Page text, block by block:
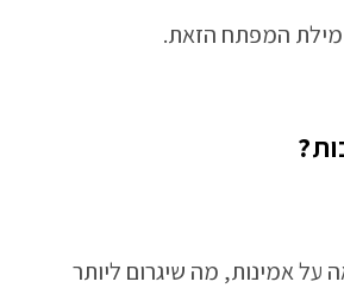
מילת המפתח הזאת.
אמינות, מה שיגרום ליותר